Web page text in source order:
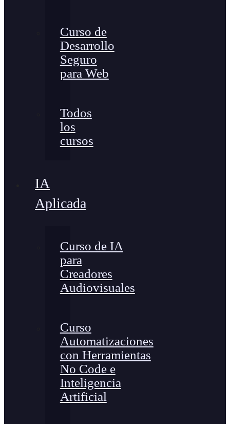
Curso de
Desarrollo
Seguro
para Web
Todos
los
cursos
IA
Aplicada
Curso de IA
para
Creadores
Audiovisuales
Curso
Automatizaciones
con Herramientas
No Code e
Inteligencia
Artificial